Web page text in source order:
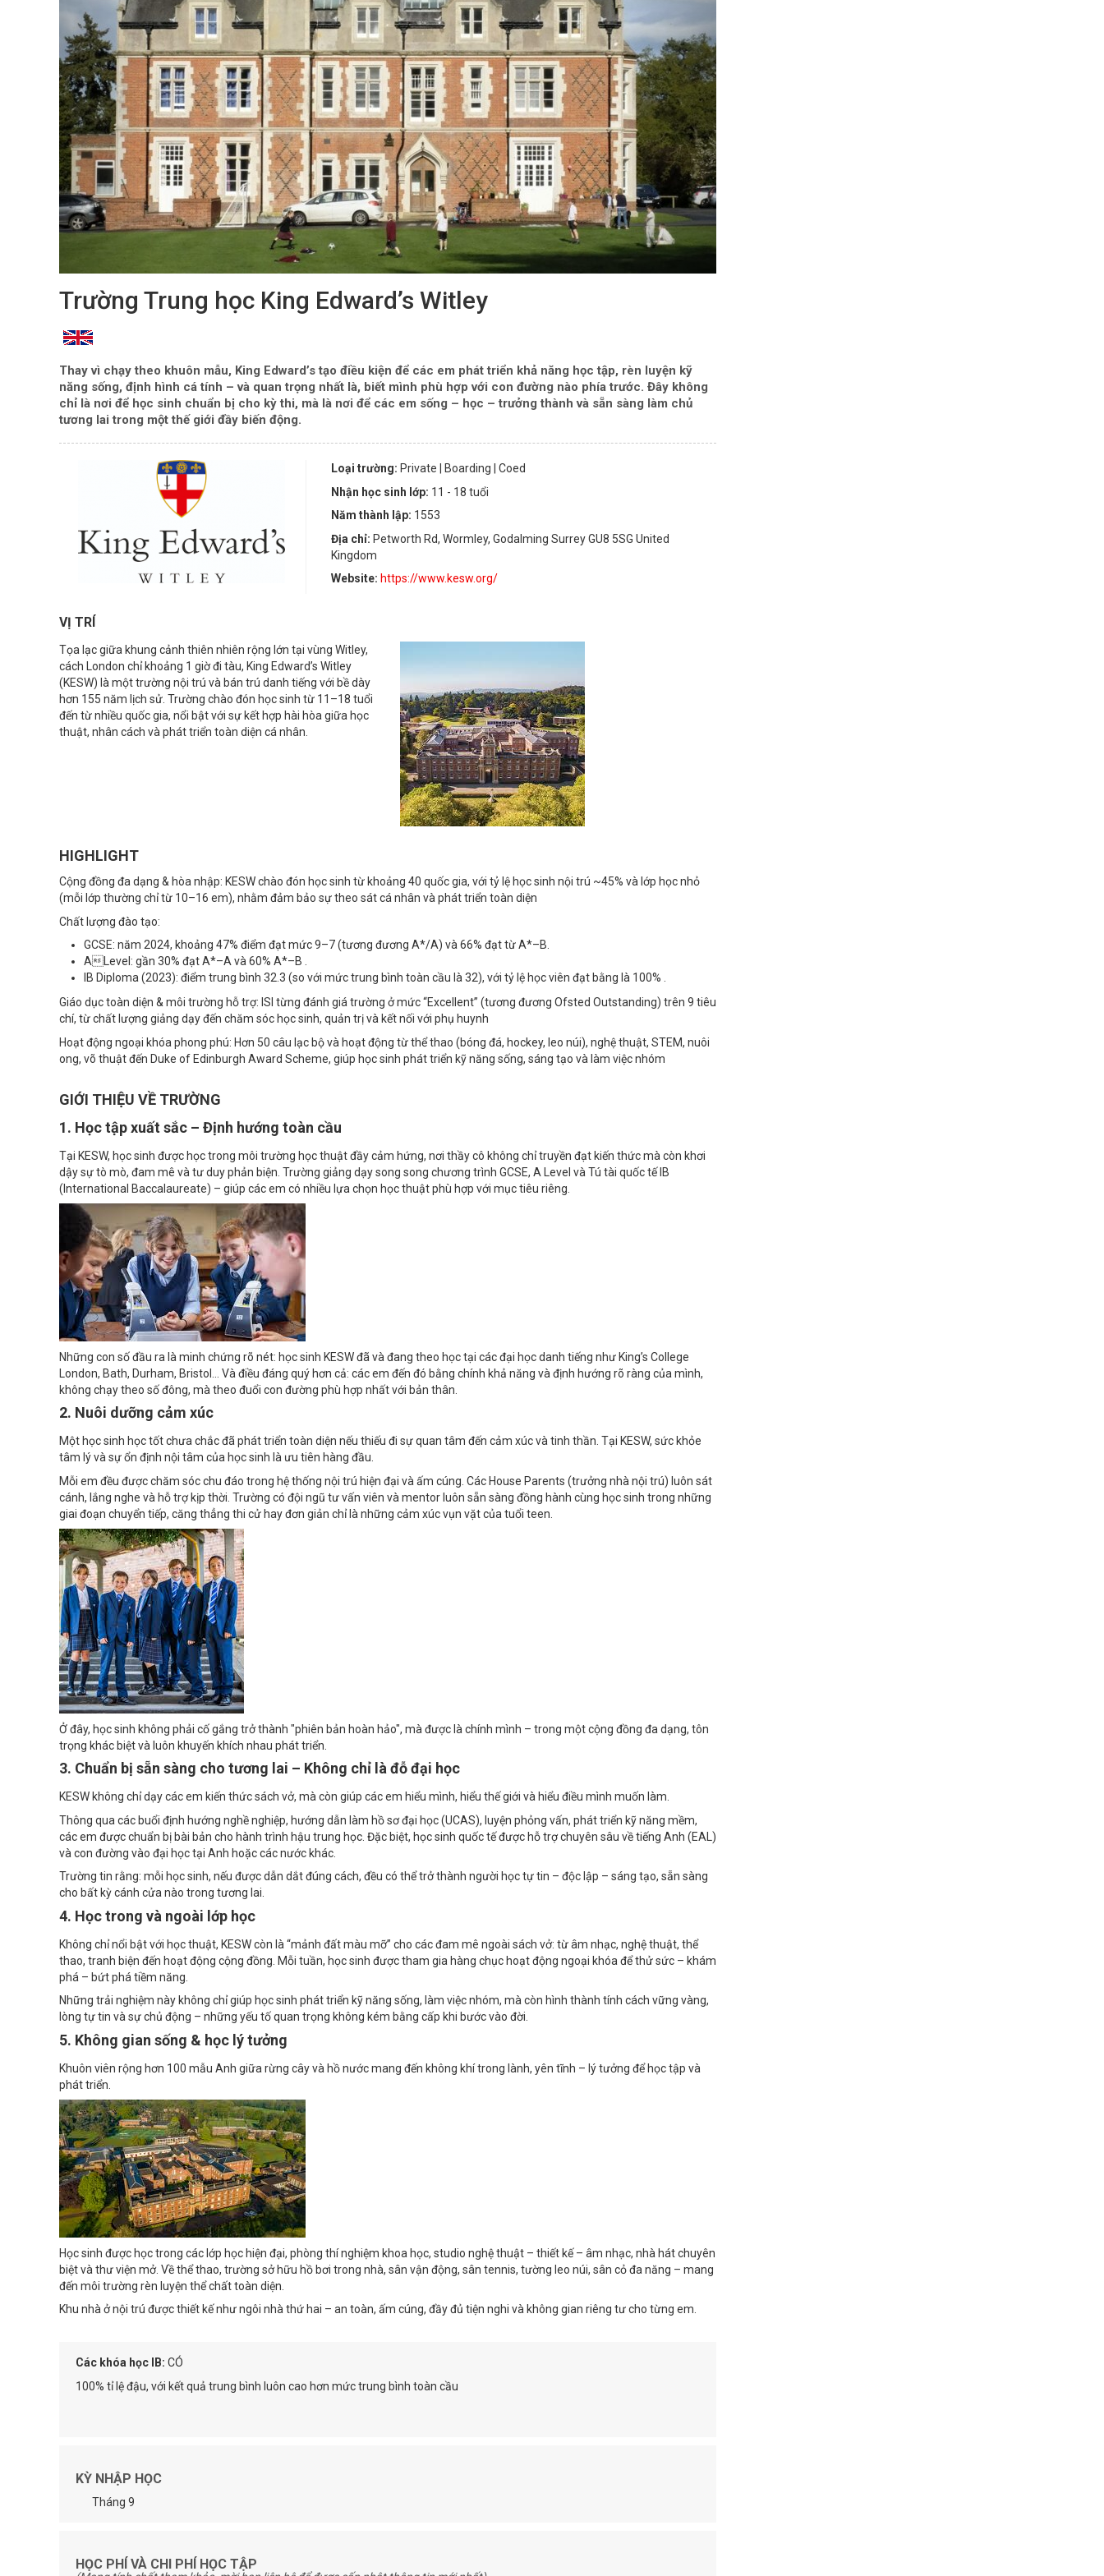
Trường Trung học King Edward’s Witley
Thay vì chạy theo khuôn mẫu, King Edward’s tạo điều kiện để các em phát triển khả năng học tập, rèn luyện kỹ
năng sống, định hình cá tính – và quan trọng nhất là, biết mình phù hợp với con đường nào phía trước. Đây không
chỉ là nơi để học sinh chuẩn bị cho kỳ thi, mà là nơi để các em sống – học – trưởng thành và sẵn sàng làm chủ
tương lai trong một thế giới đầy biến động.
Loại trường: Private | Boarding
| Coed
Nhận học sinh lớp: 11 - 18 tuổi
Năm thành lập: 1553
Địa chỉ:Petworth Rd, Wormley, Godalming Surrey GU8 5SG United
Kingdom
Website: https://www.kesw.org/
VỊ TRÍ
Tọa lạc giữa khung cảnh thiên nhiên rộng lớn tại vùng Witley,
cách London chỉ khoảng 1 giờ đi tàu, King Edward’s Witley
(KESW) là một trường nội trú và bán trú danh tiếng với bề dày
hơn 155 năm lịch sử. Trường chào đón học sinh từ 11–18 tuổi
đến từ nhiều quốc gia, nổi bật với sự kết hợp hài hòa giữa học
thuật, nhân cách và phát triển toàn diện cá nhân.
HIGHLIGHT
Cộng đồng đa dạng & hòa nhập: KESW chào đón học sinh từ khoảng 40 quốc gia, với tỷ lệ học sinh nội trú ~45% và lớp học nhỏ
(mỗi lớp thường chỉ từ 10–16 em), nhằm đảm bảo sự theo sát cá nhân và phát triển toàn diện
Chất lượng đào tạo:
GCSE: năm 2024, khoảng 47% điểm đạt mức 9–7 (tương đương A*/A) và 66% đạt từ A*–B.
ALevel: gần 30% đạt A*–A và 60% A*–B .
IB Diploma (2023): điểm trung bình 32.3 (so với mức trung bình toàn cầu là 32), với tỷ lệ học viên đạt bằng là 100% .
Giáo dục toàn diện & môi trường hỗ trợ: ISI từng đánh giá trường ở mức “Excellent” (tương đương Ofsted Outstanding) trên 9 tiêu
chí, từ chất lượng giảng dạy đến chăm sóc học sinh, quản trị và kết nối với phụ huynh
Hoạt động ngoại khóa phong phú: Hơn 50 câu lạc bộ và hoạt động từ thể thao (bóng đá, hockey, leo núi), nghệ thuật, STEM, nuôi
ong, võ thuật đến Duke of Edinburgh Award Scheme, giúp học sinh phát triển kỹ năng sống, sáng tạo và làm việc nhóm
GIỚI THIỆU VỀ TRƯỜNG
1. Học tập xuất sắc – Định hướng toàn cầu
Tại KESW, học sinh được học trong môi trường học thuật đầy cảm hứng, nơi thầy cô không chỉ truyền đạt kiến thức mà còn khơi
dậy sự tò mò, đam mê và tư duy phản biện. Trường giảng dạy song song chương trình GCSE, A Level và Tú tài quốc tế IB
(International Baccalaureate) – giúp các em có nhiều lựa chọn học thuật phù hợp với mục tiêu riêng.
Những con số đầu ra là minh chứng rõ nét: học sinh KESW đã và đang theo học tại các đại học danh tiếng như King’s College
London, Bath, Durham, Bristol… Và điều đáng quý hơn cả: các em đến đó bằng chính khả năng và định hướng rõ ràng của mình,
không chạy theo số đông, mà theo đuổi con đường phù hợp nhất với bản thân.
2. Nuôi dưỡng cảm xúc
Một học sinh học tốt chưa chắc đã phát triển toàn diện nếu thiếu đi sự quan tâm đến cảm xúc và tinh thần. Tại KESW, sức khỏe
tâm lý và sự ổn định nội tâm của học sinh là ưu tiên hàng đầu.
Mỗi em đều được chăm sóc chu đáo trong hệ thống nội trú hiện đại và ấm cúng. Các House Parents (trưởng nhà nội trú) luôn sát
cánh, lắng nghe và hỗ trợ kịp thời. Trường có đội ngũ tư vấn viên và mentor luôn sẵn sàng đồng hành cùng học sinh trong những
giai đoạn chuyển tiếp, căng thẳng thi cử hay đơn giản chỉ là những cảm xúc vụn vặt của tuổi teen.
Ở đây, học sinh không phải cố gắng trở thành "phiên bản hoàn hảo", mà được là chính mình – trong một cộng đồng đa dạng, tôn
trọng khác biệt và luôn khuyến khích nhau phát triển.
3. Chuẩn bị sẵn sàng cho tương lai – Không chỉ là đỗ đại học
KESW không chỉ dạy các em kiến thức sách vở, mà còn giúp các em hiểu mình, hiểu thế giới và hiểu điều mình muốn làm.
Thông qua các buổi định hướng nghề nghiệp, hướng dẫn làm hồ sơ đại học (UCAS), luyện phỏng vấn, phát triển kỹ năng mềm,
các em được chuẩn bị bài bản cho hành trình hậu trung học. Đặc biệt, học sinh quốc tế được hỗ trợ chuyên sâu về tiếng Anh (EAL)
và con đường vào đại học tại Anh hoặc các nước khác.
Trường tin rằng: mỗi học sinh, nếu được dẫn dắt đúng cách, đều có thể trở thành người học tự tin – độc lập – sáng tạo, sẵn sàng
cho bất kỳ cánh cửa nào trong tương lai.
4. Học trong và ngoài lớp học
Không chỉ nổi bật với học thuật, KESW còn là “mảnh đất màu mỡ” cho các đam mê ngoài sách vở: từ âm nhạc, nghệ thuật, thể
thao, tranh biện đến hoạt động cộng đồng. Mỗi tuần, học sinh được tham gia hàng chục hoạt động ngoại khóa để thử sức – khám
phá – bứt phá tiềm năng.
Những trải nghiệm này không chỉ giúp học sinh phát triển kỹ năng sống, làm việc nhóm, mà còn hình thành tính cách vững vàng,
lòng tự tin và sự chủ động – những yếu tố quan trọng không kém bằng cấp khi bước vào đời.
5. Không gian sống & học lý tưởng
Khuôn viên rộng hơn 100 mẫu Anh giữa rừng cây và hồ nước mang đến không khí trong lành, yên tĩnh – lý tưởng để học tập và
phát triển.
Học sinh được học trong các lớp học hiện đại, phòng thí nghiệm khoa học, studio nghệ thuật – thiết kế – âm nhạc, nhà hát chuyên
biệt và thư viện mở. Về thể thao, trường sở hữu hồ bơi trong nhà, sân vận động, sân tennis, tường leo núi, sân cỏ đa năng – mang
đến môi trường rèn luyện thể chất toàn diện.
Khu nhà ở nội trú được thiết kế như ngôi nhà thứ hai – an toàn, ấm cúng, đầy đủ tiện nghi và không gian riêng tư cho từng em.
Các khóa học IB: CÓ
100% tỉ lệ đậu, với kết quả trung bình luôn cao hơn mức trung bình toàn cầu
KỲ NHẬP HỌC
Tháng 9
HỌC PHÍ VÀ CHI PHÍ HỌC TẬP